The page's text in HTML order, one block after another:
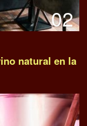
02
natural en la